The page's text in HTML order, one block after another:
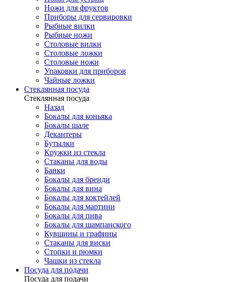
Ножи для фруктов
Приборы для сервировки
Рыбные вилки
Рыбные ножи
Столовые вилки
Столовые ложки
Столовые ножи
Упаковки для приборов
Чайные ложки
Стеклянная посуда
Стеклянная посуда
Назад
Бокалы для коньяка
Бокалы шале
Декантеры
Бутылки
Кружки из стекла
Стаканы для воды
Банки
Бокалы для бренди
Бокалы для вина
Бокалы для коктейлей
Бокалы для мартини
Бокалы для пива
Бокалы для шампанского
Кувшины и графины
Стаканы для виски
Стопки и рюмки
Чашки из стекла
Посуда для подачи
Посуда для подачи